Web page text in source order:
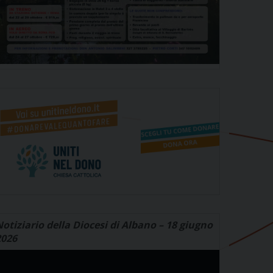
della Diocesi di Albano – 18 giugno